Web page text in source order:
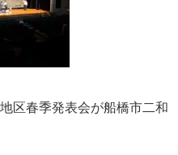
区春季発表会が船橋市二和